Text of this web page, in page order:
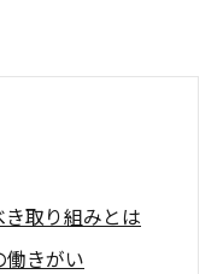
取り組みとは
働きがい